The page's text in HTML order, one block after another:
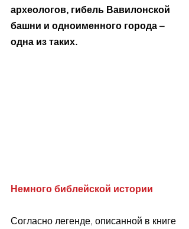
археологов, гибель Вавилонской
башни и одноименного города –
одна из таких.
Немного библейской истории
Согласно легенде, описанной в книге